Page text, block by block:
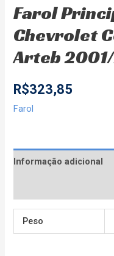
Farol
Chevrolet
Arteb
R$323,85
Farol
Informação adicional
Peso